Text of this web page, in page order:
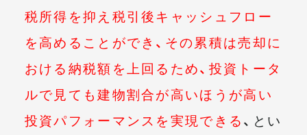
税所得を抑え税引後キャッシュフロー
を高めることができ、その累積は売却に
おける納税額を上回るため、投資トータ
ルで見ても建物割合が高いほうが高い
投資パフォーマンスを実現できる、とい